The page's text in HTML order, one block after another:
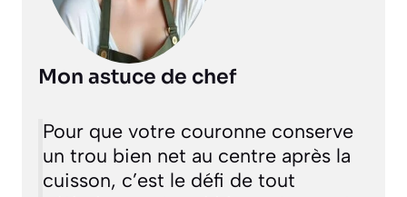
Mon astuce de chef
Pour que votre couronne conserve
un trou bien net au centre après la
cuisson, c’est le défi de tout